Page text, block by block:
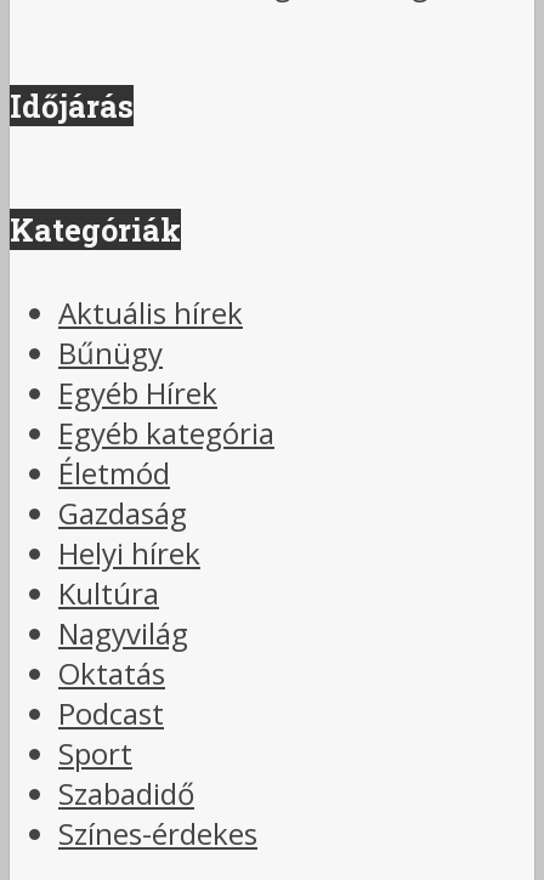
Időjárás
Kategóriák
Aktuális hírek
Bűnügy
Egyéb Hírek
Egyéb kategória
Életmód
Gazdaság
Helyi hírek
Kultúra
Nagyvilág
Oktatás
Podcast
Sport
Szabadidő
Színes-érdekes